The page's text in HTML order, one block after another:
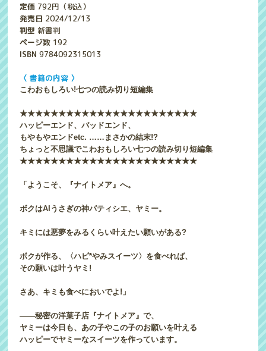
定価 792円（税込）
発売日 2024/12/13
判型 新書判
ページ数 192
ISBN9784092315013
〈 書籍の内容 〉
こわおもしろい!七つの読み切り短編集
★★★★★★★★★★★★★★★★★★★★★★★
ハッピーエンド、バッドエンド、
もやもやエンドetc. ……まさかの結末!?
ちょっと不思議でこわおもしろい七つの読み切り短編集
★★★★★★★★★★★★★★★★★★★★★★★
「ようこそ、『ナイトメア』へ。
ボクはAIうさぎの神パティシエ、ヤミー。
キミには悪夢をみるくらい叶えたい願いがある?
ボクが作る、〈ハピ*やみスイーツ〉を食べれば、
その願いは叶うヤミ!
さあ、キミも食べにおいでよ!」
――秘密の洋菓子店『ナイトメア』で、
ヤミーは今日も、あの子やこの子のお願いを叶える
ハッピーでヤミーなスイーツを作っています。